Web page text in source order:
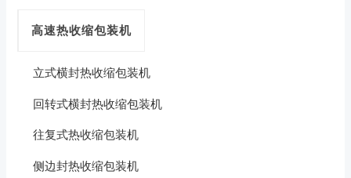
高速热收缩包装机
立式横封热收缩包装机
回转式横封热收缩包装机
往复式热收缩包装机
侧边封热收缩包装机